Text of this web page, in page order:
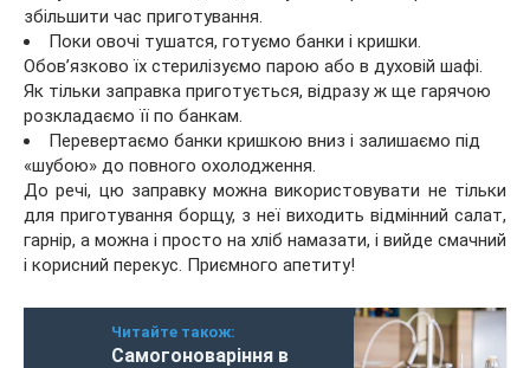
збільшити час приготування.
Поки овочі тушатся, готуємо банки і кришки.
Обов’язково їх стерилізуємо парою або в духовій шафі.
Як тільки заправка приготується, відразу ж ще гарячою
розкладаємо її по банкам.
Перевертаємо банки кришкою вниз і залишаємо під
«шубою» до повного охолодження.
До речі, цю заправку можна використовувати не тільки
для приготування борщу, з неї виходить відмінний салат,
гарнір, а можна і просто на хліб намазати, і вийде смачний
і корисний перекус. Приємного апетиту!
Читайте також:
Самогоноваріння в